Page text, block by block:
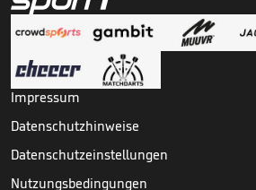
Impressum
Datenschutzhinweise
Datenschutzeinstellungen
Nutzungsbedingungen